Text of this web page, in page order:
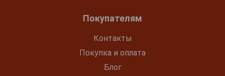
Покупателям
Контакты
Покупка и оплата
Блог